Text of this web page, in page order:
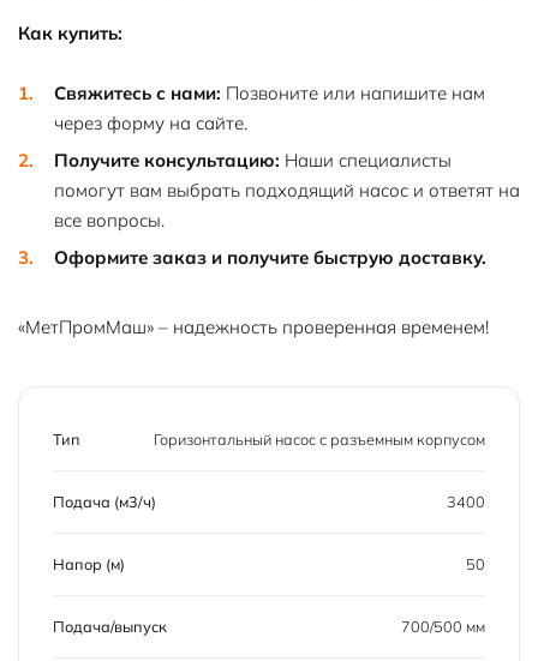
Как купить:
Свяжитесь с нами: Позвоните или напишите нам
через форму на сайте.
Получите консультацию: Наши специалисты
помогут вам выбрать подходящий насос и ответят на
все вопросы.
Оформите заказ и получите быструю доставку.
«МетПромМаш» – надежность проверенная временем!
Тип Горизонтальный насос с разъемным корпусом
Подача (м3/ч) 3400
Напор (м) 50
Подача/выпуск 700/500 мм